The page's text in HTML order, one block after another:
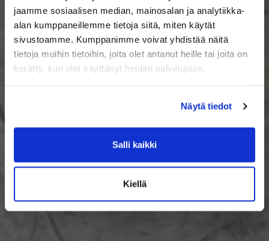
jaamme sosiaalisen median, mainosalan ja analytiikka-
alan kumppaneillemme tietoja siitä, miten käytät
sivustoamme. Kumppanimme voivat yhdistää näitä
tietoja muihin tietoihin, joita olet antanut heille tai joita on
kerätty, kun olet käyttänyt heidän palvelujaan.
Näytä tiedot
Salli kaikki
Kiellä